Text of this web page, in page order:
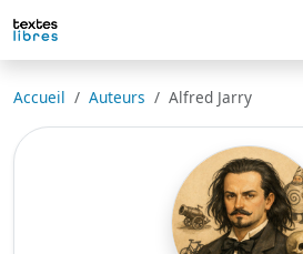
Accueil Auteurs Alfred Jarry